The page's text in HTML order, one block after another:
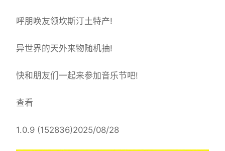
呼朋唤友领坎斯汀土特产!
异世界的天外来物随机抽!
快和朋友们一起来参加音乐节吧!
查看
1.0.9 (152836)2025/08/28